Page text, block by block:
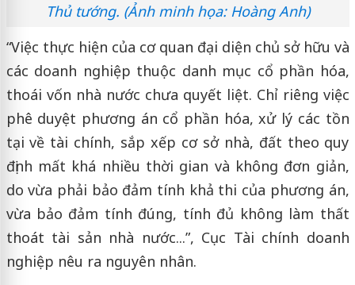
Thủ tướng. (Ảnh minh họa: Hoàng Anh)
“Việc thực hiện của cơ quan đại diện chủ sở hữu và
các doanh nghiệp thuộc danh mục cổ phần hóa,
thoái vốn nhà nước chưa quyết liệt. Chỉ riêng việc
phê duyệt phương án cổ phần hóa, xử lý các tồn
tại về tài chính, sắp xếp cơ sở nhà, đất theo quy
định mất khá nhiều thời gian và không đơn giản,
do vừa phải bảo đảm tính khả thi của phương án,
vừa bảo đảm tính đúng, tính đủ không làm thất
thoát tài sản nhà nước...”, Cục Tài chính doanh
nghiệp nêu ra nguyên nhân.